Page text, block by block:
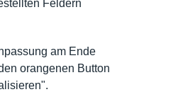
Feldern
am Ende
orangenen Button